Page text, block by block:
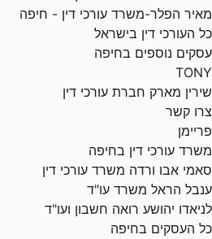
מאיר הפלר-משרד עורכי דין - חיפה
כל העורכי דין בישראל
עסקים נוספים בחיפה
TONY
שירין מארק חברת עורכי דין
צרו קשר
פריימן
משרד עורכי דין בחיפה
סאמי אבו ורדה משרד עורכי דין
ענבל הראל משרד עו"ד
לניאדו יהושע רואה חשבון ועו"ד
כל העסקים בחיפה